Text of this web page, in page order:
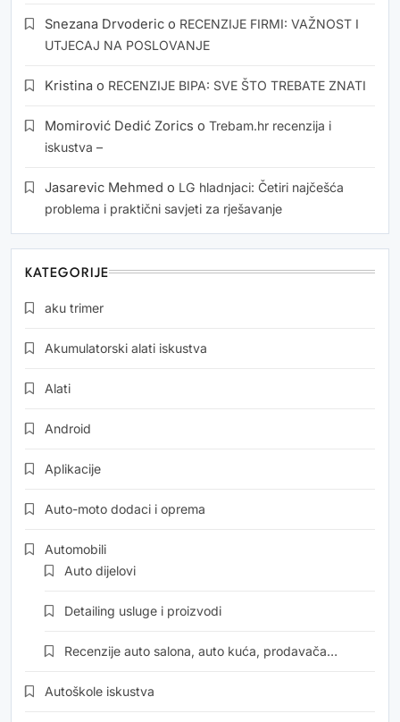
Snezana Drvoderic o RECENZIJE FIRMI: VAŽNOST I
UTJECAJ NA POSLOVANJE
Kristina o RECENZIJE BIPA: SVE ŠTO TREBATE ZNATI
Momirović Dedić Zorics o Trebam.hr recenzija i
iskustva –
Jasarevic Mehmed o LG hladnjaci: Četiri najčešća
problema i praktični savjeti za rješavanje
KATEGORIJE
aku trimer
Akumulatorski alati iskustva
Alati
Android
Aplikacije
Auto-moto dodaci i oprema
Automobili
Auto dijelovi
Detailing usluge i proizvodi
Recenzije auto salona, auto kuća, prodavača…
Autoškole iskustva